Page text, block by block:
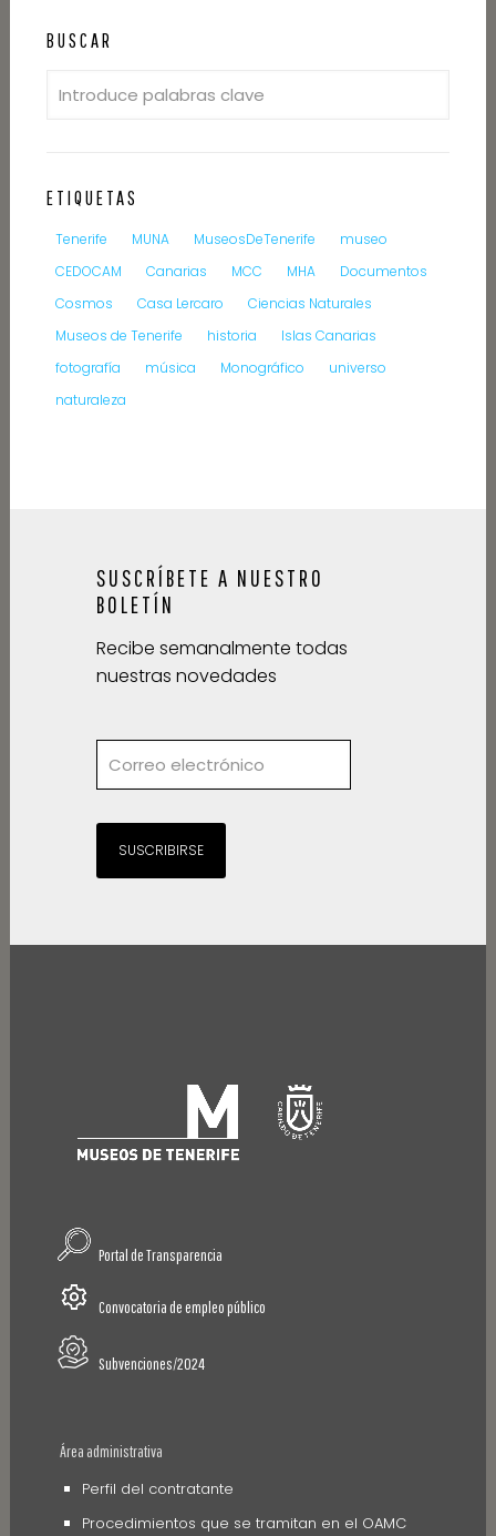
BUSCAR
ETIQUETAS
Tenerife MUNA MuseosDeTenerife
museo
CEDOCAM
Canarias MCC MHA
Documentos
Cosmos
Casa Lercaro
Ciencias Naturales
Museos de Tenerife
historia
Islas Canarias
fotografía
música Monográfico
universo
naturaleza
SUSCRÍBETE A NUESTRO
BOLETÍN
Recibe semanalmente todas
nuestras novedades
SUSCRIBIRSE
Portal de Transparencia
Convocatoria de empleo público
Subvenciones/2024
Área administrativa
Perfil del contratante
Procedimientos que se tramitan en el OAMC